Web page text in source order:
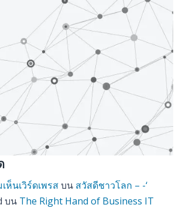
ห็นเวิร์ดเพรสบน สวัสดีชาวโลก – -‘
บน The Right Hand of Business IT